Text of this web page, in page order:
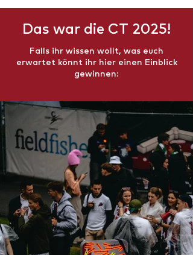
Das war die CT 2025!
Falls ihr wissen wollt, was euch
erwartet könnt ihr hier einen Einblick
gewinnen: